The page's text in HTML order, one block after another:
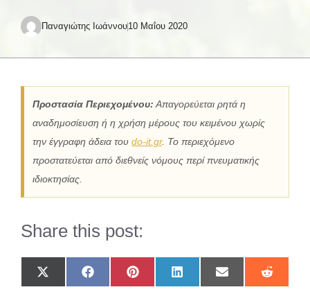
Παναγιώτης Ιωάννου10 Μαΐου 2020
Προστασία Περιεχομένου: Απαγορεύεται ρητά η
αναδημοσίευση ή η χρήση μέρους του κειμένου χωρίς
την έγγραφη άδεια του do-it.gr. Το περιεχόμενο
προστατεύεται από διεθνείς νόμους περί πνευματικής
ιδιοκτησίας.
Share this post:
Share
on
Share
on
Share
on
Share
on
Share
on
Share
on